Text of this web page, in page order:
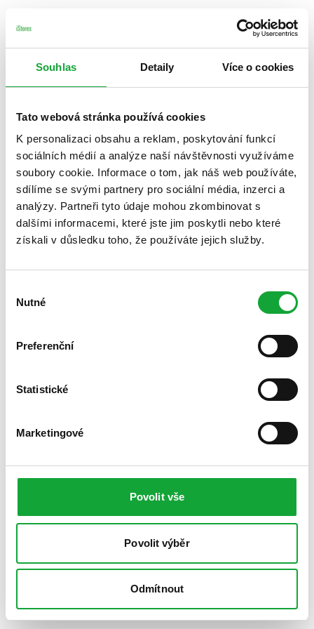
Souhlas Detaily Více o cookies
Tato webová stránka používá cookies
K personalizaci obsahu a reklam, poskytování funkcí
sociálních médií a analýze naší návštěvnosti využíváme
soubory cookie. Informace o tom, jak náš web používáte,
sdílíme se svými partnery pro sociální média, inzerci a
analýzy. Partneři tyto údaje mohou zkombinovat s
dalšími informacemi, které jste jim poskytli nebo které
získali v důsledku toho, že používáte jejich služby.
souhlasu
Nutné
Preferenční
Statistické
Marketingové
Povolit vše
Povolit výběr
Odmítnout